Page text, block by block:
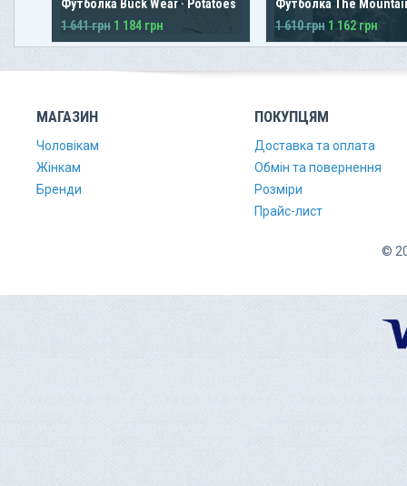
Футболка Buck Wear · Potatoes
1 641 грн 1 184 грн
Футболка The
1 610 грн 1 162 грн
МАГАЗИН
Чоловікам
Жінкам
Бренди
ПОКУПЦЯМ
Доставка та оплата
Обмін та повернення
Розміри
Прайс-лист
©